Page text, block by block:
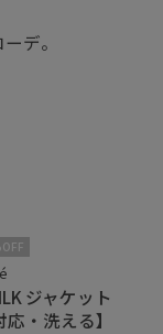
デ。
照くださいま
ジャケット
・洗える】